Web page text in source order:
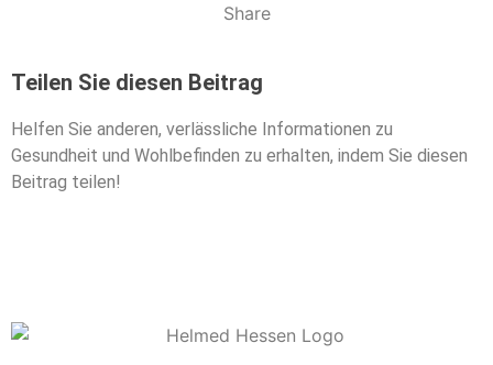
Share
Teilen Sie diesen Beitrag
Helfen Sie anderen, verlässliche Informationen zu
Gesundheit und Wohlbefinden zu erhalten, indem Sie diesen
Beitrag teilen!